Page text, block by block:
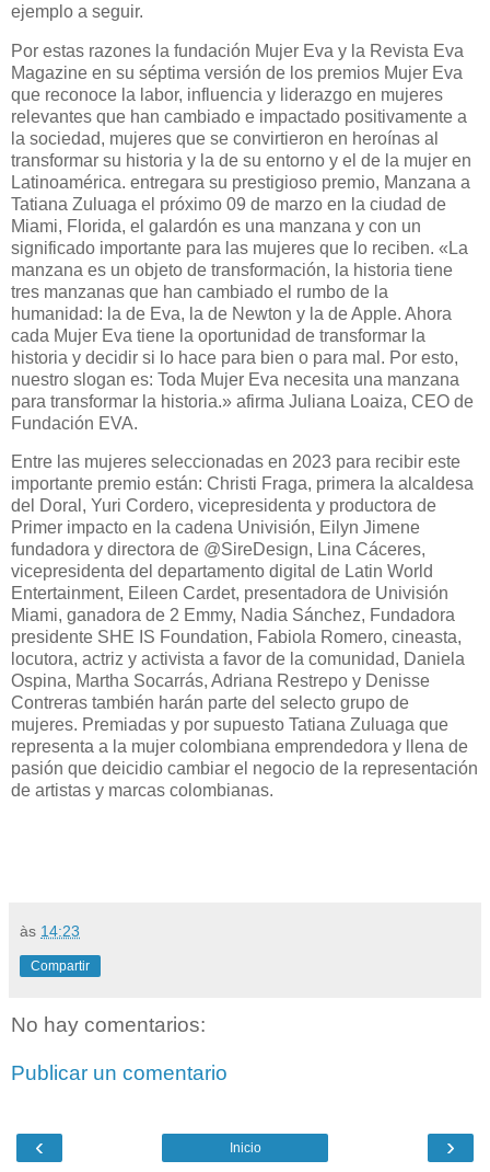
ejemplo a seguir.
Por estas razones la fundación Mujer Eva y la Revista Eva
Magazine en su séptima versión de los premios Mujer Eva
que reconoce la labor, influencia y liderazgo en mujeres
relevantes que han cambiado e impactado positivamente a
la sociedad, mujeres que se convirtieron en heroínas al
transformar su historia y la de su entorno y el de la mujer en
Latinoamérica. entregara su prestigioso premio, Manzana a
Tatiana Zuluaga el próximo 09 de marzo en la ciudad de
Miami, Florida, el galardón es una manzana y con un
significado importante para las mujeres que lo reciben. «La
manzana es un objeto de transformación, la historia tiene
tres manzanas que han cambiado el rumbo de la
humanidad: la de Eva, la de Newton y la de Apple. Ahora
cada Mujer Eva tiene la oportunidad de transformar la
historia y decidir si lo hace para bien o para mal. Por esto,
nuestro slogan es: Toda Mujer Eva necesita una manzana
para transformar la historia.» afirma Juliana Loaiza, CEO de
Fundación EVA.
Entre las mujeres seleccionadas en 2023 para recibir este
importante premio están: Christi Fraga, primera la alcaldesa
del Doral, Yuri Cordero, vicepresidenta y productora de
Primer impacto en la cadena Univisión, Eilyn Jimene
fundadora y directora de @SireDesign, Lina Cáceres,
vicepresidenta del departamento digital de Latin World
Entertainment, Eileen Cardet, presentadora de Univisión
Miami, ganadora de 2 Emmy, Nadia Sánchez, Fundadora
presidente SHE IS Foundation, Fabiola Romero, cineasta,
locutora, actriz y activista a favor de la comunidad, Daniela
Ospina, Martha Socarrás, Adriana Restrepo y Denisse
Contreras también harán parte del selecto grupo de
mujeres. Premiadas y por supuesto Tatiana Zuluaga que
representa a la mujer colombiana emprendedora y llena de
pasión que deicidio cambiar el negocio de la representación
de artistas y marcas colombianas.
às 14:23
Compartir
No hay comentarios:
Publicar un comentario
‹ ›
Inicio